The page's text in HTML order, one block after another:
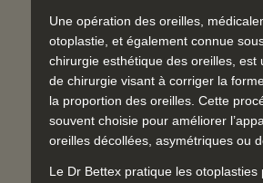
Une opération des oreilles,
otoplastie, et également connue
chirurgie esthétique des oreilles, est
de chirurgie visant à corriger la
la proportion des oreilles. Cette
souvent choisie pour améliorer
oreilles décollées, asymétriques ou
Le Dr Bettex pratique les otoplasties